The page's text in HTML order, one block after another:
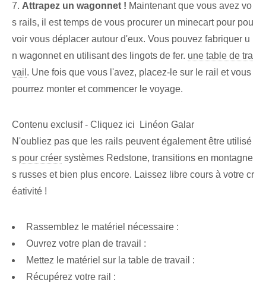
7. Attrapez un wagonnet ! Maintenant que vous avez vo
s rails, il est temps de vous procurer un minecart pour pou
voir vous déplacer autour d'eux. Vous pouvez fabriquer u
n wagonnet en utilisant des lingots de fer. une table de tra
vail . Une fois que vous l'avez, placez-le sur le rail et vous
pourrez monter et commencer le voyage.
Contenu exclusif - Cliquez ici Linéon Galar
N'oubliez pas que les rails peuvent également être utilisé
s pour créer systèmes Redstone, transitions en montagne
s russes et bien plus encore. Laissez libre cours à votre cr
éativité !
Rassemblez le matériel nécessaire :
Ouvrez votre plan de travail :
Mettez le matériel sur la table de travail :
Récupérez votre rail :